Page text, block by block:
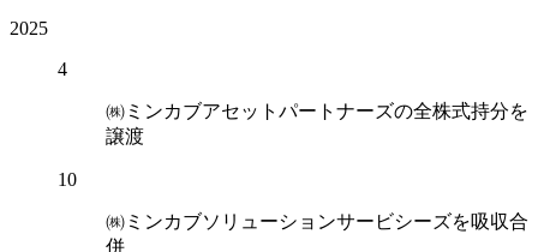
2025
4
㈱ミンカブアセットパートナーズの全株式持分を
譲渡
10
㈱ミンカブソリューションサービシーズを吸収合
併